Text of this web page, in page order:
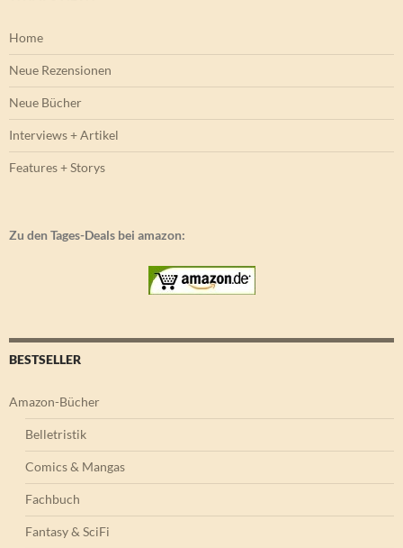
Home
Neue Rezensionen
Neue Bücher
Interviews + Artikel
Features + Storys
Zu den Tages-Deals bei amazon:
BESTSELLER
Amazon-Bücher
Belletristik
Comics & Mangas
Fachbuch
Fantasy & SciFi